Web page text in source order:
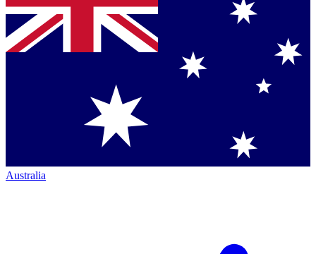
Australia